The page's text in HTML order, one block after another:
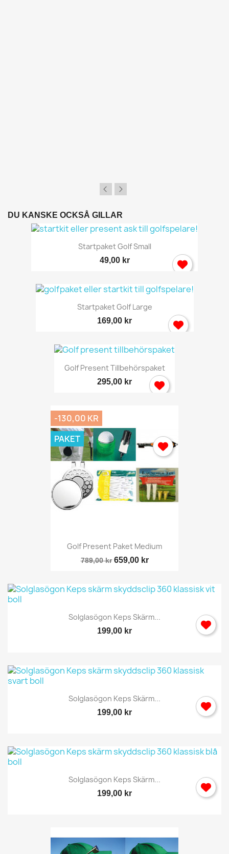
DU KANSKE OCKSÅ GILLAR
Startpaket Golf Small
49,00 kr
Startpaket Golf Large
169,00 kr
Golf Present Tillbehörspaket
295,00 kr
Golf Present Paket Medium
789,00 kr 659,00 kr
-130,00 KR
PAKET
Solglasögon Keps Skärm...
199,00 kr
Solglasögon Keps Skärm...
199,00 kr
Solglasögon Keps Skärm...
199,00 kr